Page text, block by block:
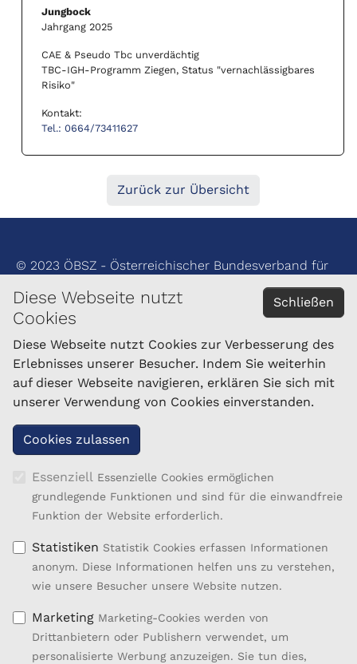
Schließen
Diese Webseite nutzt
Cookies
Diese Webseite nutzt Cookies zur Verbesserung des
Erlebnisses unserer Besucher. Indem Sie weiterhin
auf dieser Webseite navigieren, erklären Sie sich mit
unserer Verwendung von Cookies einverstanden.
Essenziell Essenzielle Cookies ermöglichen
grundlegende Funktionen und sind für die einwandfreie
Funktion der Website erforderlich.
Statistiken Statistik Cookies erfassen Informationen
anonym. Diese Informationen helfen uns zu verstehen,
wie unsere Besucher unsere Website nutzen.
Marketing Marketing-Cookies werden von
Drittanbietern oder Publishern verwendet, um
personalisierte Werbung anzuzeigen. Sie tun dies,
Jungbock
Jahrgang 2025
CAE & Pseudo Tbc unverdächtig
TBC-IGH-Programm Ziegen, Status "vernachlässigbares
Risiko"
Kontakt:
Tel.: 0664/73411627
Zurück zur Übersicht
© 2023 ÖBSZ - Österreichischer Bundesverband für
Impressum
Datenschutzerklärung
KONTAKT
Linzerstraße 76
3100 St. Pölten
Tel.: 050/259-46900 - 46903
Fax: 050/259-46999
schafzucht@lk-noe.at